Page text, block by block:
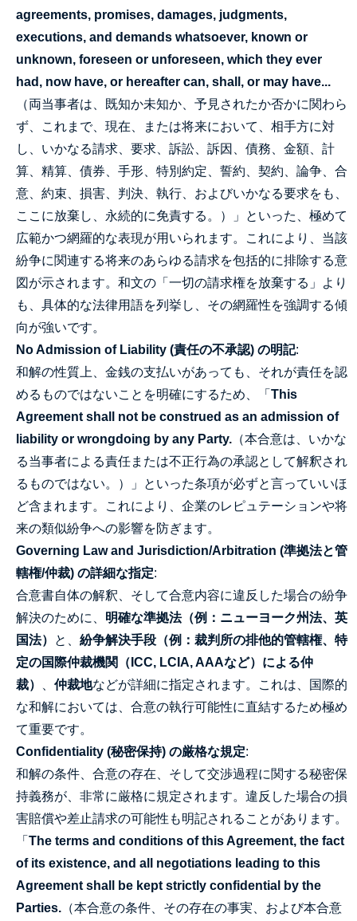
agreements, promises, damages, judgments,
executions, and demands whatsoever, known or
unknown, foreseen or unforeseen, which they ever
had, now have, or hereafter can, shall, or may have...
（両当事者は、既知か未知か、予見されたか否かに関わら
ず、これまで、現在、または将来において、相手方に対
し、いかなる請求、要求、訴訟、訴因、債務、金額、計
算、精算、債券、手形、特別約定、誓約、契約、論争、合
意、約束、損害、判決、執行、およびいかなる要求をも、
ここに放棄し、永続的に免責する。）」といった、極めて
広範かつ網羅的な表現が用いられます。これにより、当該
紛争に関連する将来のあらゆる請求を包括的に排除する意
図が示されます。和文の「一切の請求権を放棄する」より
も、具体的な法律用語を列挙し、その網羅性を強調する傾
向が強いです。
No Admission of Liability (責任の不承認) の明記:
和解の性質上、金銭の支払いがあっても、それが責任を認
めるものではないことを明確にするため、「 This
Agreement shall not be construed as an admission of
liability or wrongdoing by any Party. （本合意は、いかな
る当事者による責任または不正行為の承認として解釈され
るものではない。）」といった条項が必ずと言っていいほ
ど含まれます。これにより、企業のレピュテーションや将
来の類似紛争への影響を防ぎます。
Governing Law and Jurisdiction/Arbitration (準拠法と管
轄権/仲裁) の詳細な指定:
合意書自体の解釈、そして合意内容に違反した場合の紛争
解決のために、 明確な準拠法（例：ニューヨーク州法、英
国法）
と、 紛争解決手段（例：裁判所の排他的管轄権、特
定の国際仲裁機関（ICC, LCIA, AAAなど）による仲
裁）
仲裁地などが詳細に指定されます。これは、国際的
な和解においては、合意の執行可能性に直結するため極め
て重要です。
Confidentiality (秘密保持) の厳格な規定:
和解の条件、合意の存在、そして交渉過程に関する秘密保
持義務が、非常に厳格に規定されます。違反した場合の損
害賠償や差止請求の可能性も明記されることがあります。
「 The terms and conditions of this Agreement, the fact
of its existence, and all negotiations leading to this
Agreement shall be kept strictly confidential by the
Parties. （本合意の条件、その存在の事実、および本合意